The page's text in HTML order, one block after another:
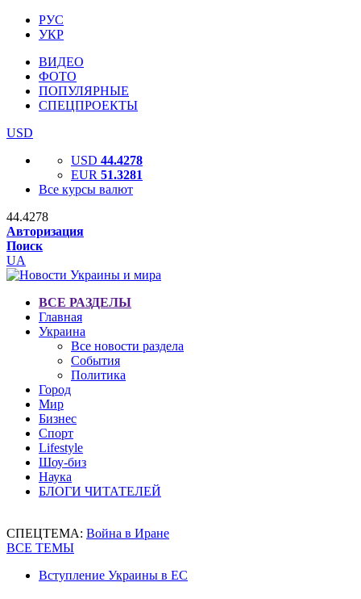
РУС
УКР
ВИДЕО
ФОТО
ПОПУЛЯРНЫЕ
СПЕЦПРОЕКТЫ
USD
USD 44.4278
EUR 51.3281
Все курсы валют
44.4278
Авторизация
Поиск
UA
ВСЕ РАЗДЕЛЫ
Главная
Украина
Все новости раздела
События
Политика
Город
Мир
Бизнес
Спорт
Lifestyle
Шоу-биз
Наука
БЛОГИ ЧИТАТЕЛЕЙ
СПЕЦТЕМА: Война в Иране
ВСЕ ТЕМЫ
Вступление Украины в ЕС